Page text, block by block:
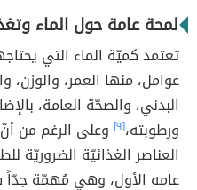
لمحة عامة حول الماء
تعتمد كميّة الماء التي
عوامل، منها العمر،
البدني، والصحّة العامة،
ورطوبته،[٩] وعلى الرغم من أنّ
العناصر الغذائيّة الضروريّة
عامه الأول، وهي مُهمّة جدّاً